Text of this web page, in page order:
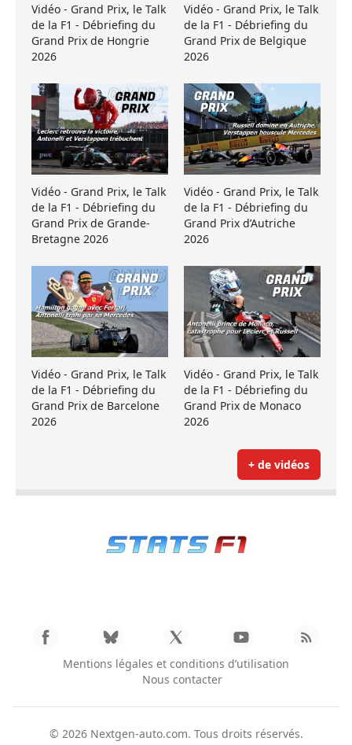
Vidéo - Grand Prix, le Talk
de la F1 - Débriefing du
Grand Prix de Hongrie
2026
Vidéo - Grand Prix, le Talk
de la F1 - Débriefing du
Grand Prix de Belgique
2026
Vidéo - Grand Prix, le Talk
de la F1 - Débriefing du
Grand Prix de Grande-
Bretagne 2026
Vidéo - Grand Prix, le Talk
de la F1 - Débriefing du
Grand Prix d’Autriche
2026
Vidéo - Grand Prix, le Talk
de la F1 - Débriefing du
Grand Prix de Barcelone
2026
Vidéo - Grand Prix, le Talk
de la F1 - Débriefing du
Grand Prix de Monaco
2026
+ de vidéos
Mentions légales et conditions d’utilisation
Nous contacter
© 2026 Nextgen-auto.com. Tous droits réservés.